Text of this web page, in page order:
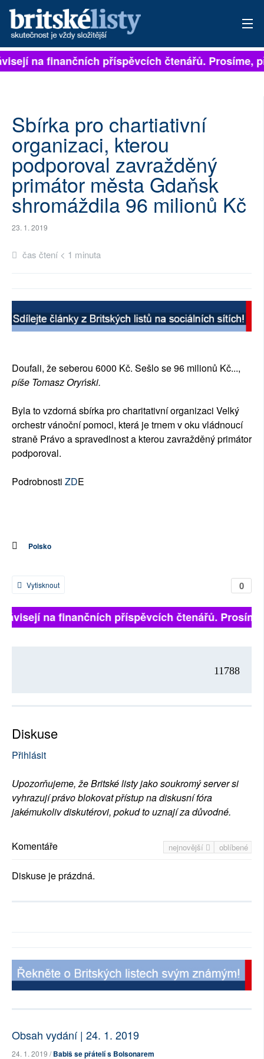
PŘIHLÁSIT
ARCHIV
ROZHOVORY
TÉMATA
NEJČTENĚJŠÍ ZA 7 DNÍ
AUTOŘI
PŘÍSPĚVKY NA PROVOZ
PLNÁ VERZE STRÁNEK
na finančních příspěvcích čtenářů. Prosíme,
Sbírka pro chartiativní
organizaci, kterou
podporoval zavražděný
primátor města Gdaňsk
shromáždila 96 milionů Kč
23. 1. 2019
čas čtení < 1 minuta
Doufali, že seberou 6000 Kč. Sešlo se 96 milionů Kč...,
píše Tomasz Oryński.
Byla to vzdorná sbírka pro charitativní organizaci Velký
orchestr vánoční pomoci, která je trnem v oku vládnoucí
straně Právo a spravedlnost a kterou zavražděný primátor
podporoval.
Podrobnosti ZDE
Polsko
0
Vytisknout
na finančních příspěvcích čtenářů.
11788
Diskuse
Přihlásit
Upozorňujeme, že Britské listy jako soukromý server si
vyhrazují právo blokovat přístup na diskusní fóra
jakémukoliv diskutérovi, pokud to uznají za důvodné.
nejnovější oblíbené
Komentáře
Diskuse je prázdná.
Obsah vydání | 24. 1. 2019
24. 1. 2019 /Babiš se přátelí s Bolsonarem